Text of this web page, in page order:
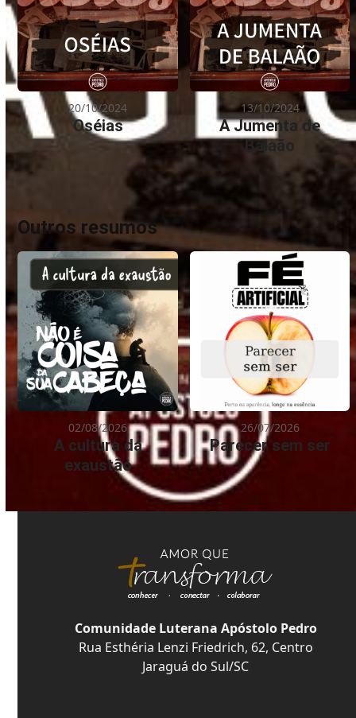
20/10/2024
Oséias
13/10/2024
A Jumenta de
Balaão
Outros resumos
02/08/2026
A cultura da
exaustão
26/07/2026
Parecer sem ser
Comunidade Luterana Apóstolo Pedro
Rua Esthéria Lenzi Friedrich, 62, Centro
Jaraguá do Sul/SC